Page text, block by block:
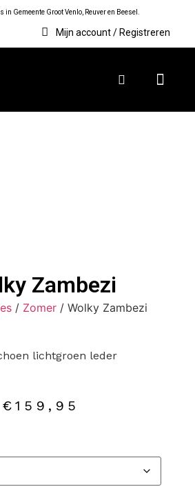
Gemeente Groot Venlo, Reuver en Beesel.
Mijn account / Registreren
Zambezi
/ Zomer / Wolky Zambezi
lichtgroen leder
€ 159,95